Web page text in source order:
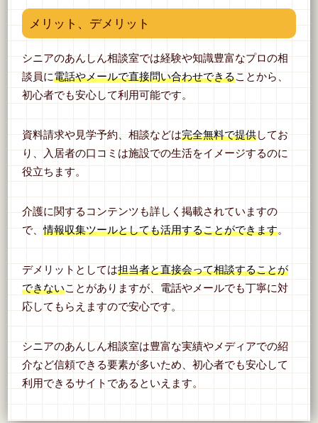
メリット、デメリット
シニアのあんしん相談室では経験や知識豊富なプロの相
談員に電話やメールで直接問い合わせできることから、
初心者でも安心して利用可能です。
資料請求や見学予約、相談などは完全無料で提供してお
り、入居者の口コミは施設での生活をイメージするのに
役立ちます。
介護に関するコンテンツも詳しく掲載されていますの
で、情報収集ツールとしても活用することができます。
デメリットとしては担当者と直接会って相談することが
できないことがありますが、電話やメールでも丁寧に対
応してもらえますので安心です。
シニアのあんしん相談室は豊富な実績やメディアでの紹
介など信頼できる要素が多いため、初心者でも安心して
利用できるサイトであるといえます。